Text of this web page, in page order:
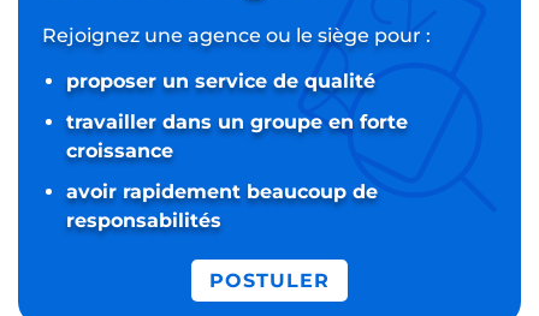
Rejoignez une agence ou le siège pour :
proposer un service de qualité
travailler dans un groupe en forte
croissance
avoir rapidement beaucoup de
responsabilités
POSTULER